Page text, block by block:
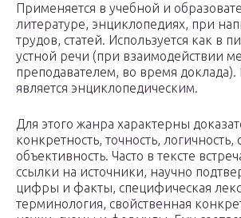
Применяется в учебной и
литературе, энциклопедиях, при
трудов, статей. Используется как в
устной речи (при взаимодействии
преподавателем, во время доклада).
является энциклопедическим.
Для этого жанра характерны
конкретность, точность, логичность,
объективность. Часто в тексте
ссылки на источники, научно
цифры и факты, специфическая
терминология, свойственная